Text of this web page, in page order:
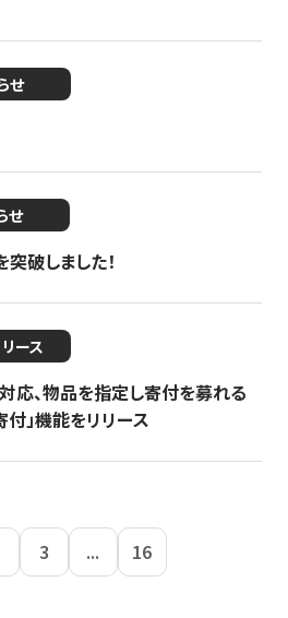
せ
せ
破しました！
ース
応、物品を指定し寄付を募れる
」機能をリリース
3 ... 16